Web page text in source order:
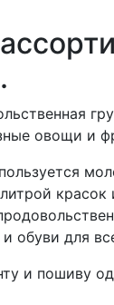
овощи и
красок
для
и пошиву